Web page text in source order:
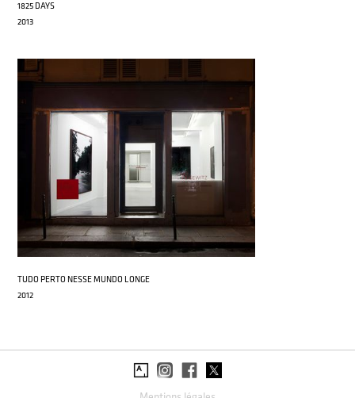
1825 DAYS
2013
TUDO PERTO NESSE MUNDO LONGE
2012